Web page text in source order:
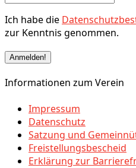
Ich habe die
zur Kenntnis genommen.
Informationen zum Verein
Impressum
Datenschutz
Satzung und
Freistellungsbescheid
Erklärung zur